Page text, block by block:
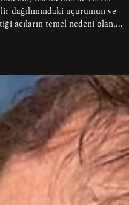
tek merkezde servet
dağılımındaki uçurumun ve
acıların temel nedeni olan,...